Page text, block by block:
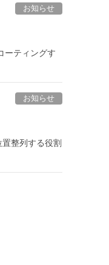
お知らせ
ーティングす
お知らせ
整列する役割